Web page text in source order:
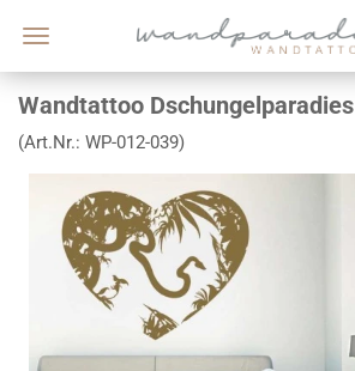
Wandtattoo Dschungelparadies
(Art.Nr.: WP-012-039)